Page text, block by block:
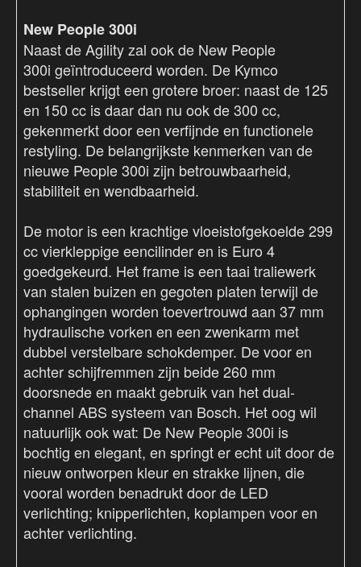
New People 300i
Naast de Agility zal ook de New People
300i geïntroduceerd worden. De Kymco
bestseller krijgt een grotere broer: naast de 125
en 150 cc is daar dan nu ook de 300 cc,
gekenmerkt door een verfijnde en functionele
restyling. De belangrijkste kenmerken van de
nieuwe People 300i zijn betrouwbaarheid,
stabiliteit en wendbaarheid.
De motor is een krachtige vloeistofgekoelde 299
cc vierkleppige eencilinder en is Euro 4
goedgekeurd. Het frame is een taai traliewerk
van stalen buizen en gegoten platen terwijl de
ophangingen worden toevertrouwd aan 37 mm
hydraulische vorken en een zwenkarm met
dubbel verstelbare schokdemper. De voor en
achter schijfremmen zijn beide 260 mm
doorsnede en maakt gebruik van het dual-
channel ABS systeem van Bosch. Het oog wil
natuurlijk ook wat: De New People 300i is
bochtig en elegant, en springt er echt uit door de
nieuw ontworpen kleur en strakke lijnen, die
vooral worden benadrukt door de LED
verlichting; knipperlichten, koplampen voor en
achter verlichting.